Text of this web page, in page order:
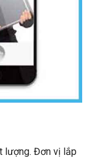
lượng. Đơn vị lắp